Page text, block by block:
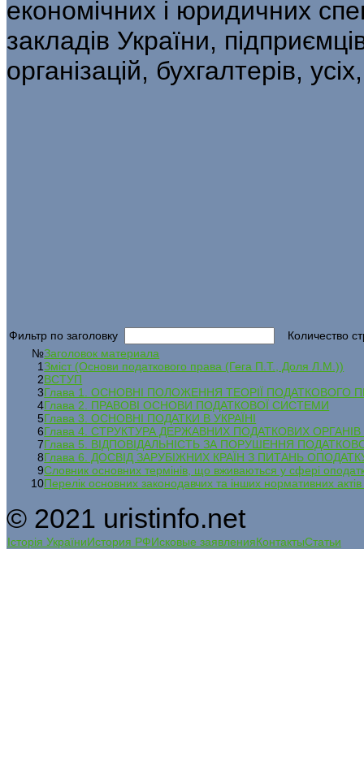
економічних і юридичних
закладів України,
організацій, бухгалтерів,
Фильтр по заголовку
Количество
№Заголовок материала
1Зміст (Основи податкового права (Гега П.Т., Доля Л.М.))
2ВСТУП
3Глава 1. ОСНОВНІ ПОЛОЖЕННЯ ТЕОРІЇ
4Глава 2. ПРАВОВІ ОСНОВИ ПОДАТКОВОЇ СИСТЕМИ
5Глава 3. ОСНОВНІ ПОДАТКИ В УКРАЇНІ
6Глава 4. СТРУКТУРА ДЕРЖАВНИХ ПОДАТКОВИХ ОРГАНІВ
7Глава 5. ВІДПОВІДАЛЬНІСТЬ ЗА ПОРУШЕННЯ
8Глава 6. ДОСВІД ЗАРУБІЖНИХ КРАЇН З ПИТАНЬ
9Словник основних термінів, що вживаються у сфері
10Перелік основних законодавчих та інших нормативних
© 2021 uristinfo.net
Історія УкраїниИстория РФИсковые заявленияКонтактыСтатьи